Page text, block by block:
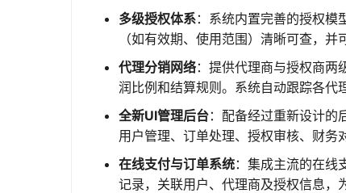
多级授权体系：系统内置完善的授权模
（如有效期、使用范围）清晰可查，
代理分销网络：提供代理商与授权商两
润比例和结算规则。系统自动跟踪各代
全新UI管理后台：配备经过重新设计的
用户管理、订单处理、授权审核、财务
在线支付与订单系统：集成主流的在线
记录，关联用户、代理商及授权信息，